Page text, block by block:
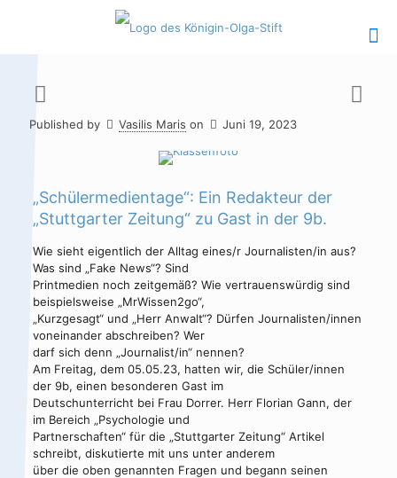
Alt + Shift + H
Speiseplan Alt + Shift + S
Kalender Alt + Shift + K
Kontakte /
Sekretariat
Alt + Shift +
C
Published by Vasilis Maris on Juni 19, 2023
„Schülermedientage“: Ein Redakteur der
„Stuttgarter Zeitung“ zu Gast in der 9b.
Wie sieht eigentlich der Alltag eines/r Journalisten/in aus?
Was sind „Fake News“? Sind
Printmedien noch zeitgemäß? Wie vertrauenswürdig sind
beispielsweise „MrWissen2go“,
„Kurzgesagt“ und „Herr Anwalt“? Dürfen Journalisten/innen
voneinander abschreiben? Wer
darf sich denn „Journalist/in“ nennen?
Am Freitag, dem 05.05.23, hatten wir, die Schüler/innen
der 9b, einen besonderen Gast im
Deutschunterricht bei Frau Dorrer. Herr Florian Gann, der
im Bereich „Psychologie und
Partnerschaften“ für die „Stuttgarter Zeitung“ Artikel
schreibt, diskutierte mit uns unter anderem
über die oben genannten Fragen und begann seinen